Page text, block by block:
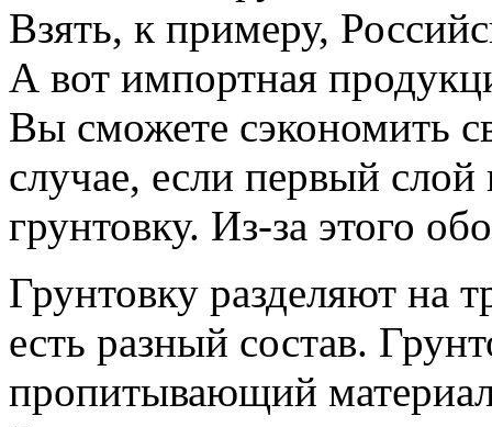
Взять, к примеру,
А вот импортная
Вы сможете сэкономить
случае, если первый слой
грунтовку. Из-за этого
Грунтовку разделяют на
есть разный состав.
пропитывающий